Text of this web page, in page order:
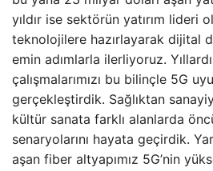
yıldır ise sektörün yatırım lideri
teknolojilere hazırlayarak dijital
emin adımlarla ilerliyoruz.
çalışmalarımızı bu bilinçle 5G
gerçekleştirdik. Sağlıktan
kültür sanata farklı alanlarda
senaryolarını hayata geçirdik.
aşan fiber altyapımız 5G’nin